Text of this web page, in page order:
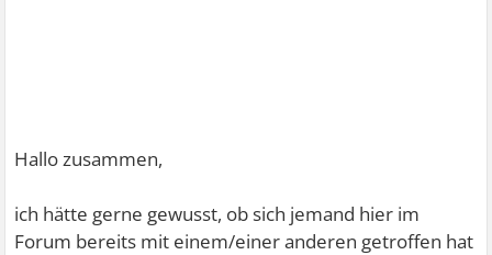
Hallo zusammen,
ich hätte gerne gewusst, ob sich jemand hier im
Forum bereits mit einem/einer anderen getroffen hat